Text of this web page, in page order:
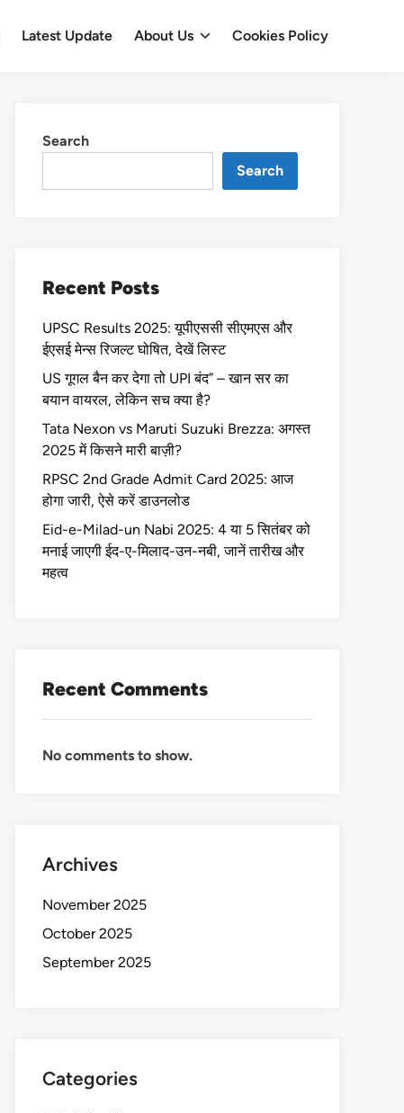
Latest Update About Us Cookies Policy
Search
Search
Recent Posts
UPSC Results 2025: यूपीएससी सीएमएस और
ईएसई मेन्स रिजल्ट घोषित, देखें लिस्ट
US गूगल बैन कर देगा तो UPI बंद” – खान सर का
बयान वायरल, लेकिन सच क्या है?
Tata Nexon vs Maruti Suzuki Brezza: अगस्त
2025 में किसने मारी बाज़ी?
RPSC 2nd Grade Admit Card 2025: आज
होगा जारी, ऐसे करें डाउनलोड
Eid-e-Milad-un Nabi 2025: 4 या 5 सितंबर को
मनाई जाएगी ईद-ए-मिलाद-उन-नबी, जानें तारीख और
महत्व
Recent Comments
No comments to show.
Archives
November 2025
October 2025
September 2025
Categories